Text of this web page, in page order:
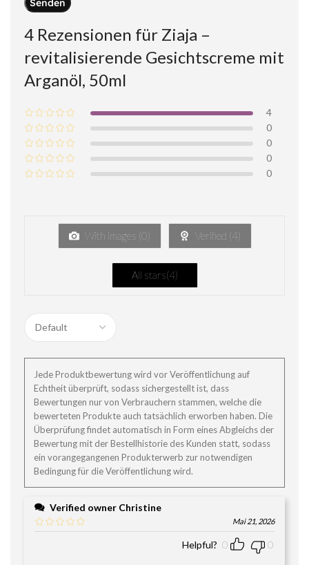
4 Rezensionen für Ziaja –
revitalisierende Gesichtscreme mit
Arganöl, 50ml
4
0
0
0
0
With images (0) Verified (4 )
All stars(4)
Jede Produktbewertung wird vor Veröffentlichung auf
Echtheit überprüft, sodass sichergestellt ist, dass
Bewertungen nur von Verbrauchern stammen, welche die
bewerteten Produkte auch tatsächlich erworben haben. Die
Überprüfung findet automatisch in Form eines Abgleichs der
Bewertung mit der Bestellhistorie des Kunden statt, sodass
ein vorangegangenen Produkterwerb zur notwendigen
Bedingung für die Veröffentlichung wird.
Verified owner Christine
Mai 21, 2026
Helpful? 0 0